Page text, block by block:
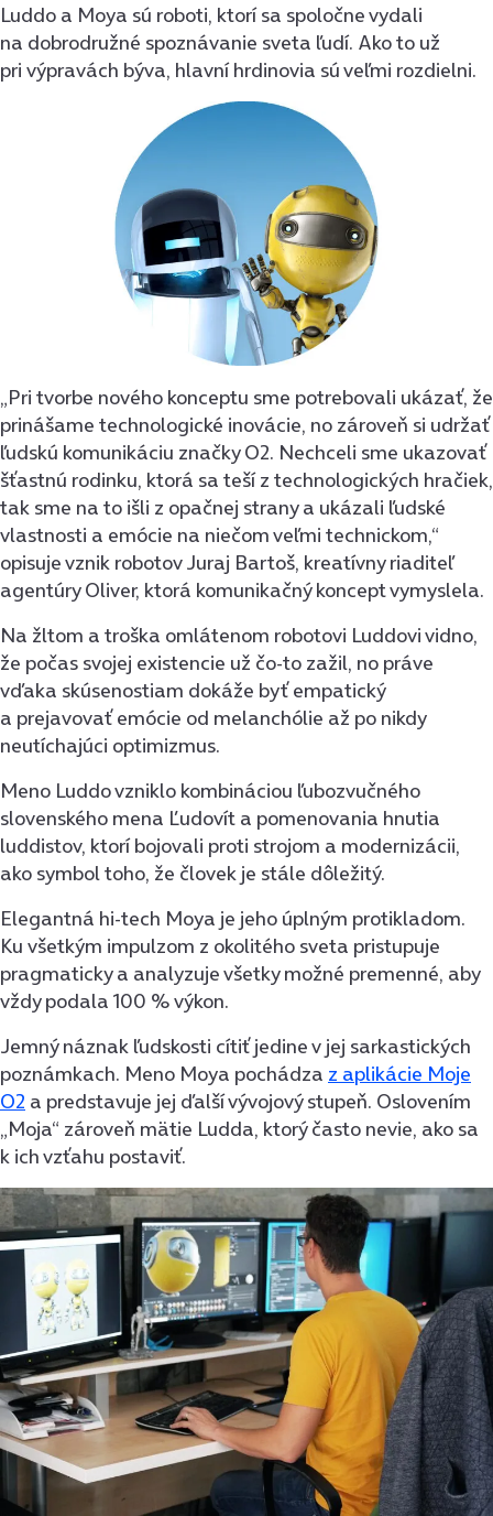
Luddo a Moya sú roboti, ktorí sa spoločne vydali
na dobrodružné spoznávanie sveta ľudí. Ako to už
pri výpravách býva, hlavní hrdinovia sú veľmi rozdielni.
„Pri tvorbe nového konceptu sme potrebovali ukázať, že
prinášame technologické inovácie, no zároveň si udržať
ľudskú komunikáciu značky O2. Nechceli sme ukazovať
šťastnú rodinku, ktorá sa teší z technologických hračiek,
tak sme na to išli z opačnej strany a ukázali ľudské
vlastnosti a emócie na niečom veľmi technickom,“
opisuje vznik robotov Juraj Bartoš, kreatívny riaditeľ
agentúry Oliver, ktorá komunikačný koncept vymyslela.
Na žltom a troška omlátenom robotovi Luddovi vidno,
že počas svojej existencie už čo-to zažil, no práve
vďaka skúsenostiam dokáže byť empatický
a prejavovať emócie od melanchólie až po nikdy
neutíchajúci optimizmus.
Meno Luddo vzniklo kombináciou ľubozvučného
slovenského mena Ľudovít a pomenovania hnutia
luddistov, ktorí bojovali proti strojom a modernizácii,
ako symbol toho, že človek je stále dôležitý.
Elegantná hi-tech Moya je jeho úplným protikladom.
Ku všetkým impulzom z okolitého sveta pristupuje
pragmaticky a analyzuje všetky možné premenné, aby
vždy podala 100 % výkon.
Jemný náznak ľudskosti cítiť jedine v jej sarkastických
poznámkach. Meno Moya pochádza z aplikácie Moje
O2 a predstavuje jej ďalší vývojový stupeň. Oslovením
„Moja“ zároveň mätie Ludda, ktorý často nevie, ako sa
k ich vzťahu postaviť.